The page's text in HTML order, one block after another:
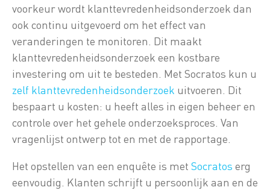
voorkeur wordt klanttevredenheidsonderzoek dan
ook continu uitgevoerd om het effect van
veranderingen te monitoren. Dit maakt
klanttevredenheidsonderzoek een kostbare
investering om uit te besteden. Met Socratos kun u
zelf klanttevredenheidsonderzoek uitvoeren. Dit
bespaart u kosten: u heeft alles in eigen beheer en
controle over het gehele onderzoeksproces. Van
vragenlijst ontwerp tot en met de rapportage.
Het opstellen van een enquête is met Socratos erg
eenvoudig. Klanten schrijft u persoonlijk aan en de